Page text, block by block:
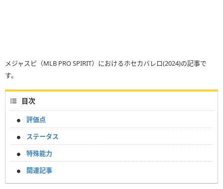
メジャスピ（MLB PRO SPIRIT）におけるホセカバレロ(2024)の記事で
す。
目次
評価点
ステータス
特殊能力
関連記事